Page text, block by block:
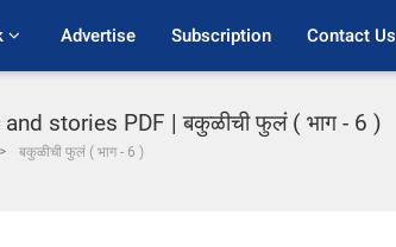
Advertise Subscription Contact Us
stories PDF | बकुळीची फुलं ( भाग - 6 )
बकुळीची फुलं ( भाग - 6 )